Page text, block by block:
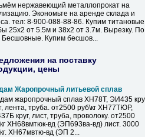
нержавеющий металлопрокат на
Экономьте на аренде склада и
тел: 8-900-088-88-86. Купим титановые
25х2 от 5.5м и 38х2 от 3.7м. Вырезку. По
Бесшовные. Купим бесшов...
на поставку
цены
Жаропрочный литьевой сплав
жаропрочный сплав ХН78Т, ЭИ435
лента, труба. от2500 руб\кг ХН77ТЮР,
круг, лист, труба, проволоку. от2500
ХН68вмтюк-вд (ЭП693ва-вд) лист. 3000
ХН67мвтю-вд (ЭП 2...